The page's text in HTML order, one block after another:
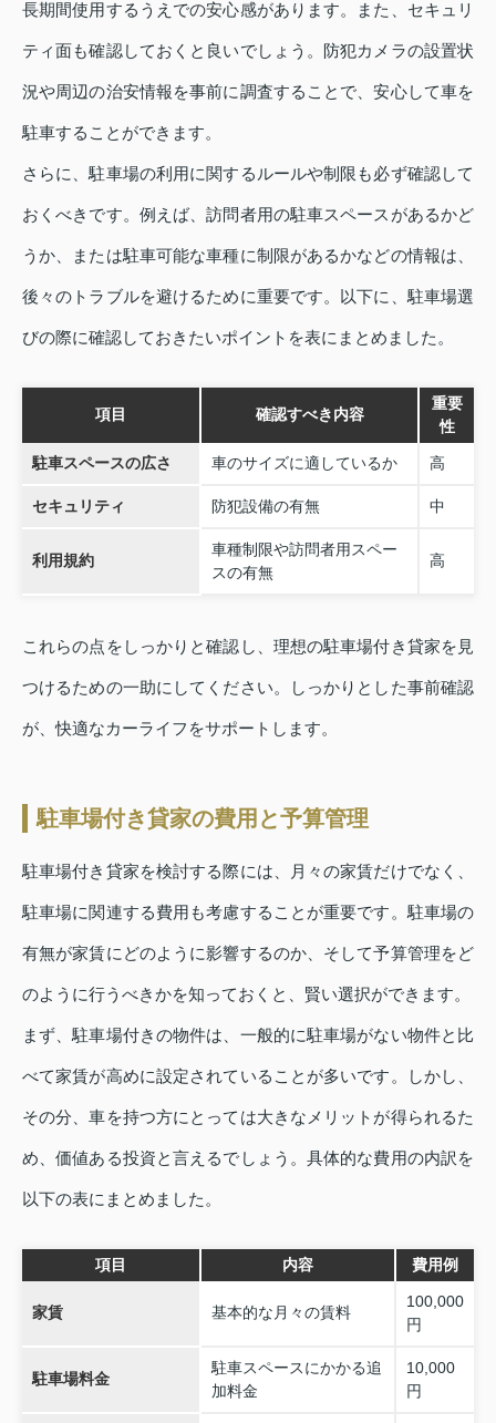
長期間使用するうえでの安心感があります。また、セキュリ
ティ面も確認しておくと良いでしょう。防犯カメラの設置状
況や周辺の治安情報を事前に調査することで、安心して車を
駐車することができます。
さらに、駐車場の利用に関するルールや制限も必ず確認して
おくべきです。例えば、訪問者用の駐車スペースがあるかど
うか、または駐車可能な車種に制限があるかなどの情報は、
後々のトラブルを避けるために重要です。以下に、駐車場選
びの際に確認しておきたいポイントを表にまとめました。
項目 確認すべき内容
重要
性
駐車スペースの広さ 車のサイズに適しているか 高
セキュリティ 防犯設備の有無 中
利用規約
車種制限や訪問者用スペー
スの有無
高
これらの点をしっかりと確認し、理想の駐車場付き貸家を見
つけるための一助にしてください。しっかりとした事前確認
が、快適なカーライフをサポートします。
駐車場付き貸家の費用と予算管理
駐車場付き貸家を検討する際には、月々の家賃だけでなく、
駐車場に関連する費用も考慮することが重要です。駐車場の
有無が家賃にどのように影響するのか、そして予算管理をど
のように行うべきかを知っておくと、賢い選択ができます。
まず、駐車場付きの物件は、一般的に駐車場がない物件と比
べて家賃が高めに設定されていることが多いです。しかし、
その分、車を持つ方にとっては大きなメリットが得られるた
め、価値ある投資と言えるでしょう。具体的な費用の内訳を
以下の表にまとめました。
項目 内容 費用例
家賃 基本的な月々の賃料
100,000
円
駐車場料金
駐車スペースにかかる追
加料金
10,000
円